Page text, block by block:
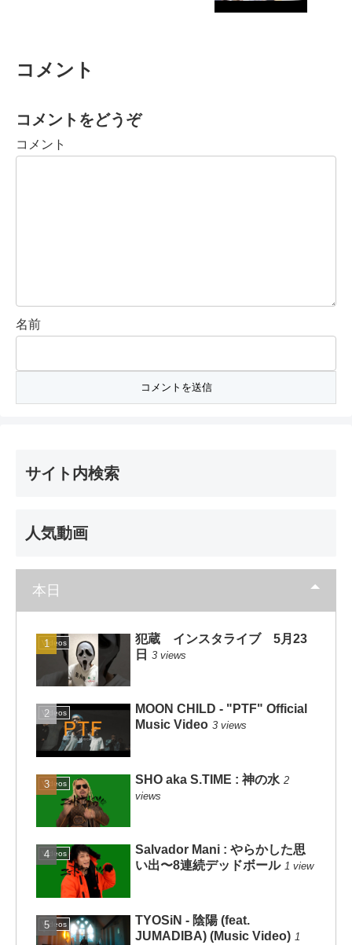
コメント
コメントをどうぞ
コメント
名前
サイト内検索
人気動画
本日
Videos
犯蔵 インスタライブ 5月23
日 3 views
Videos
MOON CHILD - "PTF" Official
Music Video 3 views
Videos SHO aka S.TIME : 神の水 2
views
Videos
Salvador Mani : やらかした思
い出〜8連続デッドボール 1 view
Videos
TYOSiN - 陰陽 (feat.
JUMADIBA) (Music Video) 1